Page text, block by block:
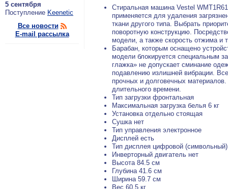
5 сентября
По­ступ­ле­ние Keenetic
Все новости
E-mail рассылка
Стиральная машина Vestel
применяется для удаления
ткани другого типа. Выбрать
поворотную конструкцию.
модели, а также скорость отжима и
Барабан, которым оснащено
модели блокируется специальным
глажка» не допускает сминание
подавлению излишней вибрации.
прочных и долговечных
длительного времени.
Тип загрузки фронтальная
Максимальная загрузка белья 6 кг
Установка отдельно стоящая
Сушка нет
Тип управления электронное
Дисплей есть
Тип дисплея цифровой (символьный)
Инверторный двигатель нет
Высота 84.5 см
Глубина 41.6 см
Ширина 59.7 см
Вес 60.5 кг